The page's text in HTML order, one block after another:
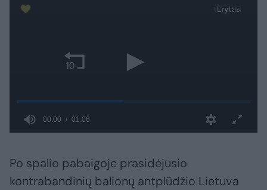
Po spalio pabaigoje prasidėjusio
kontrabandinių balionų antplūdžio Lietuva